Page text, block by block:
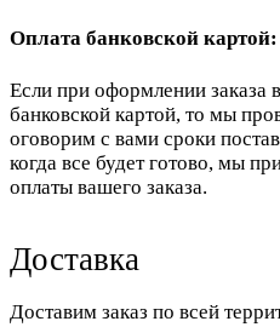
Оплата банковской картой:
Если при оформлении заказа
банковской картой, то мы
оговорим с вами сроки
когда все будет готово, мы
оплаты вашего заказа.
Доставка
Доставим заказ по всей